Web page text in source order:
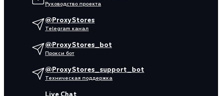
Руководство проекта
@ProxyStores
Telegram канал
@ProxyStores_bot
Прокси бот
@ProxyStores_support_bot
Техническая поддержка